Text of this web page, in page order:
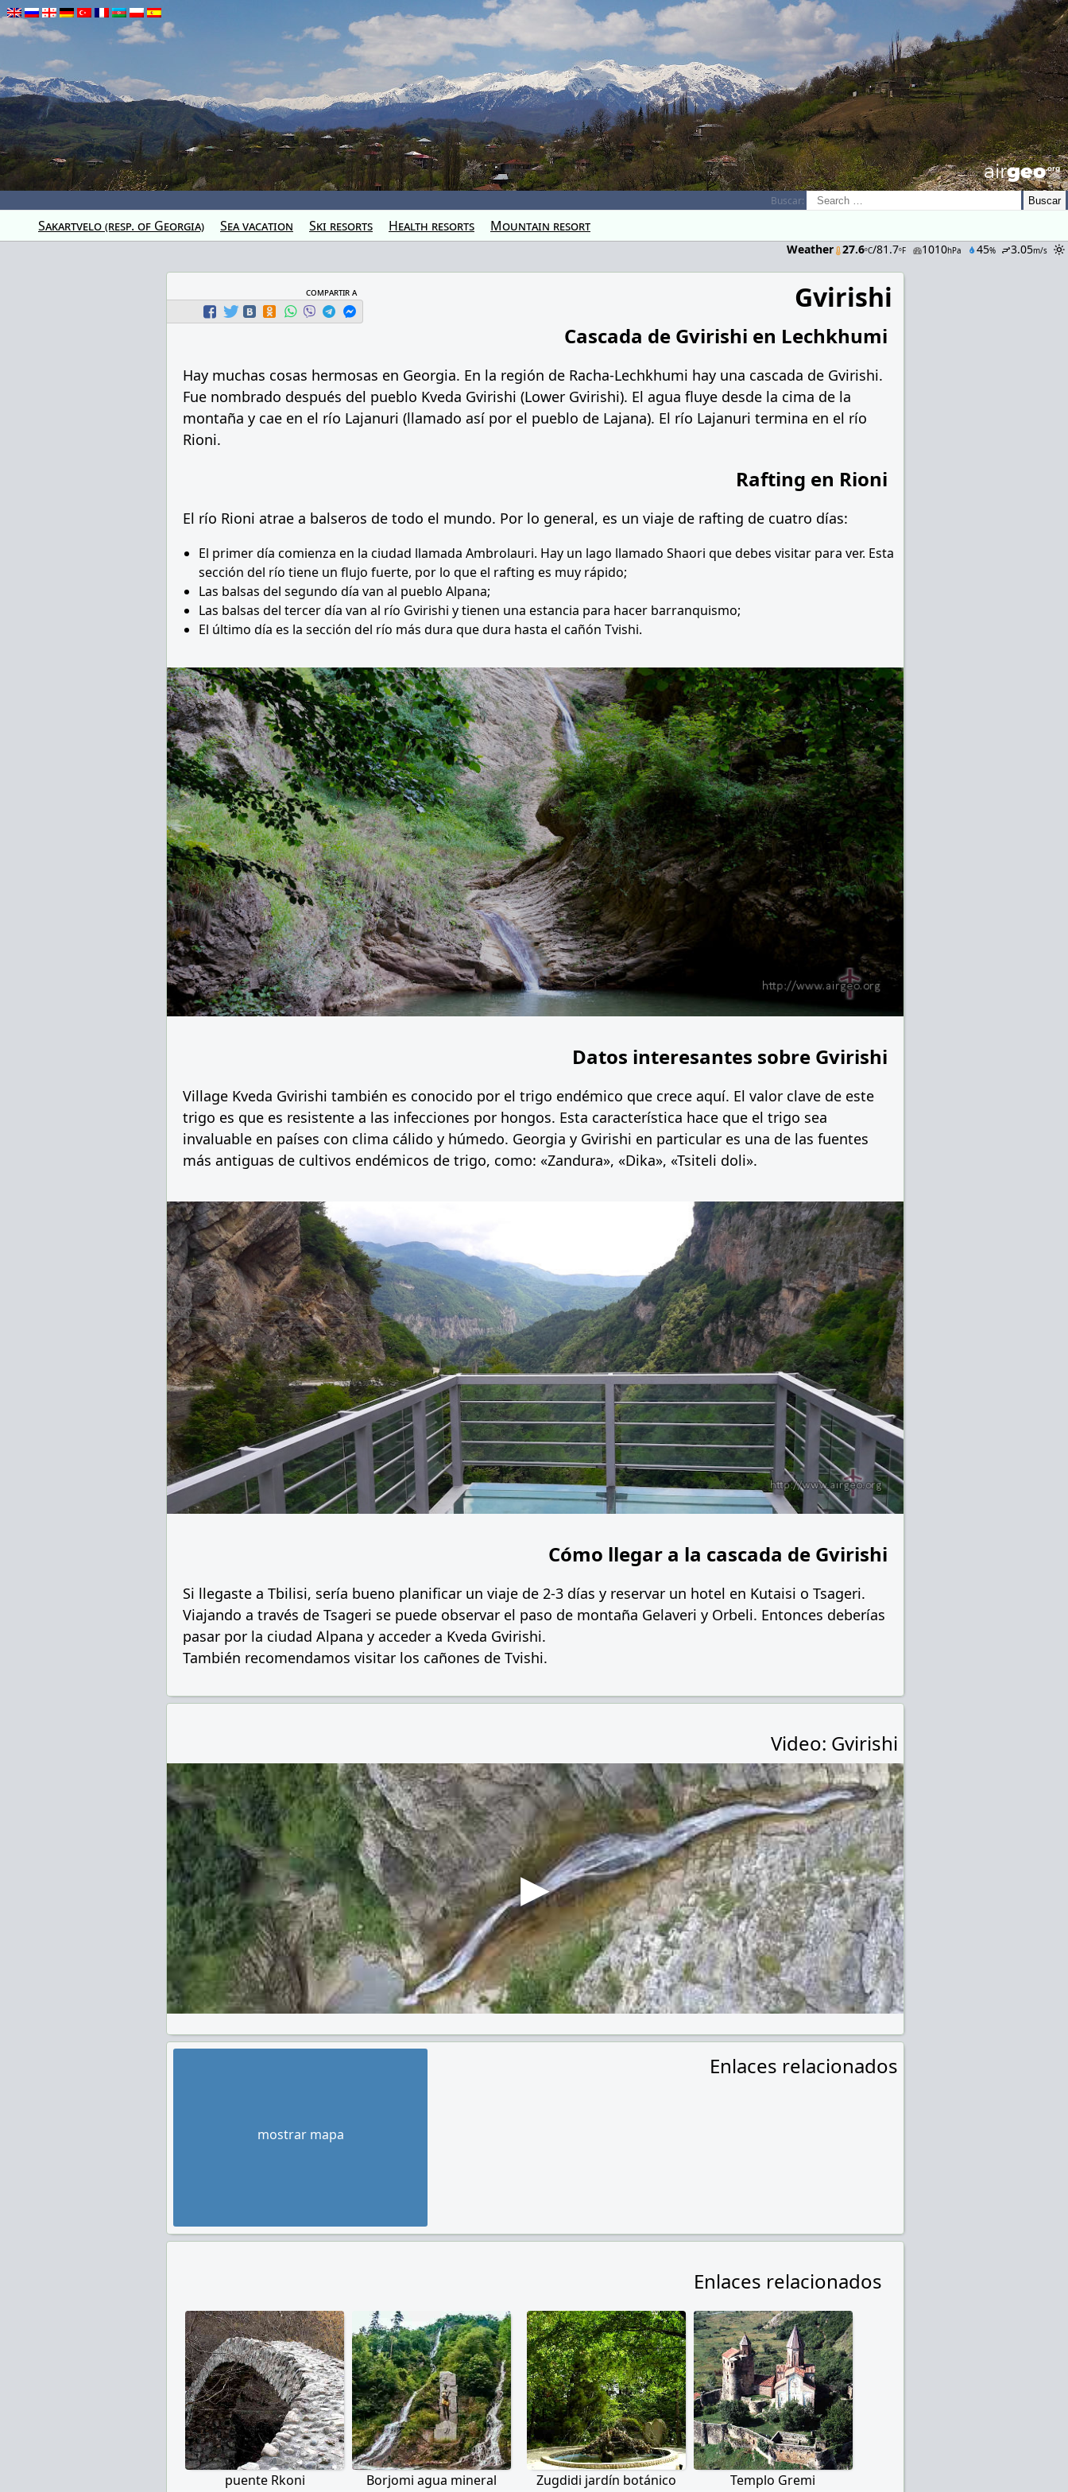
airGEO.oRg
Buscar:
Sakartvelo (resp. of Georgia) Sea vacation Ski resorts Health resorts Mountain resort
Weather 27.6ºC/81.7ºF 1010hPa 45% 3.05m/s
compartir a Gvirishi
Cascada de Gvirishi en Lechkhumi
Hay muchas cosas hermosas en Georgia. En la región de Racha-Lechkhumi hay una cascada de Gvirishi.
Fue nombrado después del pueblo Kveda Gvirishi (Lower Gvirishi). El agua fluye desde la cima de la
montaña y cae en el río Lajanuri (llamado así por el pueblo de Lajana). El río Lajanuri termina en el río
Rioni.
Rafting en Rioni
El río Rioni atrae a balseros de todo el mundo. Por lo general, es un viaje de rafting de cuatro días:
El primer día comienza en la ciudad llamada Ambrolauri. Hay un lago llamado Shaori que debes visitar para ver. Esta
sección del río tiene un flujo fuerte, por lo que el rafting es muy rápido;
Las balsas del segundo día van al pueblo Alpana;
Las balsas del tercer día van al río Gvirishi y tienen una estancia para hacer barranquismo;
El último día es la sección del río más dura que dura hasta el cañón Tvishi.
Datos interesantes sobre Gvirishi
Village Kveda Gvirishi también es conocido por el trigo endémico que crece aquí. El valor clave de este
trigo es que es resistente a las infecciones por hongos. Esta característica hace que el trigo sea
invaluable en países con clima cálido y húmedo. Georgia y Gvirishi en particular es una de las fuentes
más antiguas de cultivos endémicos de trigo, como: «Zandura», «Dika», «Tsiteli doli».
Cómo llegar a la cascada de Gvirishi
Si llegaste a Tbilisi, sería bueno planificar un viaje de 2-3 días y reservar un hotel en Kutaisi o Tsageri.
Viajando a través de Tsageri se puede observar el paso de montaña Gelaveri y Orbeli. Entonces deberías
pasar por la ciudad Alpana y acceder a Kveda Gvirishi.
También recomendamos visitar los cañones de Tvishi.
Video: Gvirishi
Enlaces relacionados
mostrar mapa
Enlaces relacionados
puente Rkoni Borjomi agua mineral Zugdidi jardín botánico Templo Gremi